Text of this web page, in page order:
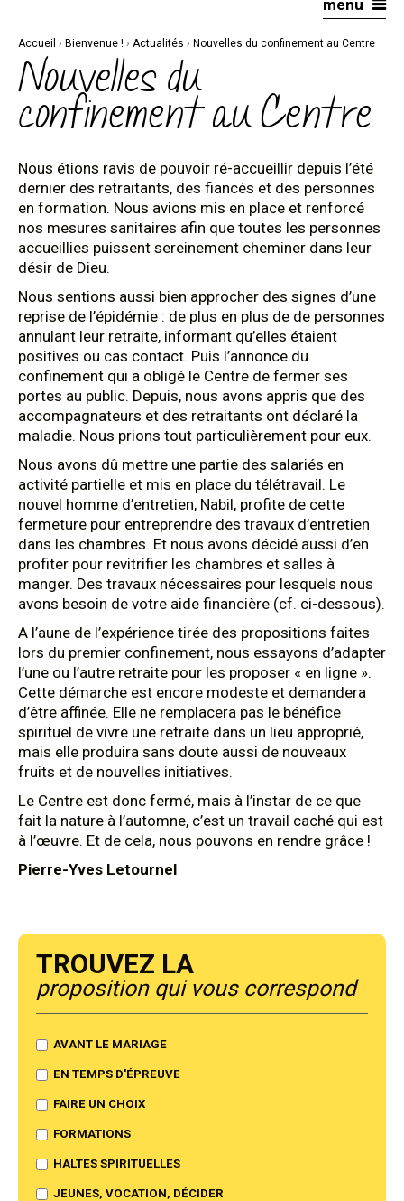
navigation
menu
Accueil › Bienvenue ! › Actualités › Nouvelles du confinement au Centre
Nouvelles du
confinement au Centre
Nous étions ravis de pouvoir ré-accueillir depuis l’été
dernier des retraitants, des fiancés et des personnes
en formation. Nous avions mis en place et renforcé
nos mesures sanitaires afin que toutes les personnes
accueillies puissent sereinement cheminer dans leur
désir de Dieu.
Nous sentions aussi bien approcher des signes d’une
reprise de l’épidémie : de plus en plus de de personnes
annulant leur retraite, informant qu’elles étaient
positives ou cas contact. Puis l’annonce du
confinement qui a obligé le Centre de fermer ses
portes au public. Depuis, nous avons appris que des
accompagnateurs et des retraitants ont déclaré la
maladie. Nous prions tout particulièrement pour eux.
Nous avons dû mettre une partie des salariés en
activité partielle et mis en place du télétravail. Le
nouvel homme d’entretien, Nabil, profite de cette
fermeture pour entreprendre des travaux d’entretien
dans les chambres. Et nous avons décidé aussi d’en
profiter pour revitrifier les chambres et salles à
manger. Des travaux nécessaires pour lesquels nous
avons besoin de votre aide financière (cf. ci-dessous).
A l’aune de l’expérience tirée des propositions faites
lors du premier confinement, nous essayons d’adapter
l’une ou l’autre retraite pour les proposer « en ligne ».
Cette démarche est encore modeste et demandera
d’être affinée. Elle ne remplacera pas le bénéfice
spirituel de vivre une retraite dans un lieu approprié,
mais elle produira sans doute aussi de nouveaux
fruits et de nouvelles initiatives.
Le Centre est donc fermé, mais à l’instar de ce que
fait la nature à l’automne, c’est un travail caché qui est
à l’œuvre. Et de cela, nous pouvons en rendre grâce !
Pierre-Yves Letournel
Trouvez la
proposition qui vous correspond
AVANT LE MARIAGE
EN TEMPS D'ÉPREUVE
FAIRE UN CHOIX
FORMATIONS
HALTES SPIRITUELLES
JEUNES, VOCATION, DÉCIDER